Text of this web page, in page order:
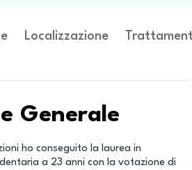
Localizzazione
Generale
ho conseguito la laurea in
a 23 anni con la votazione di